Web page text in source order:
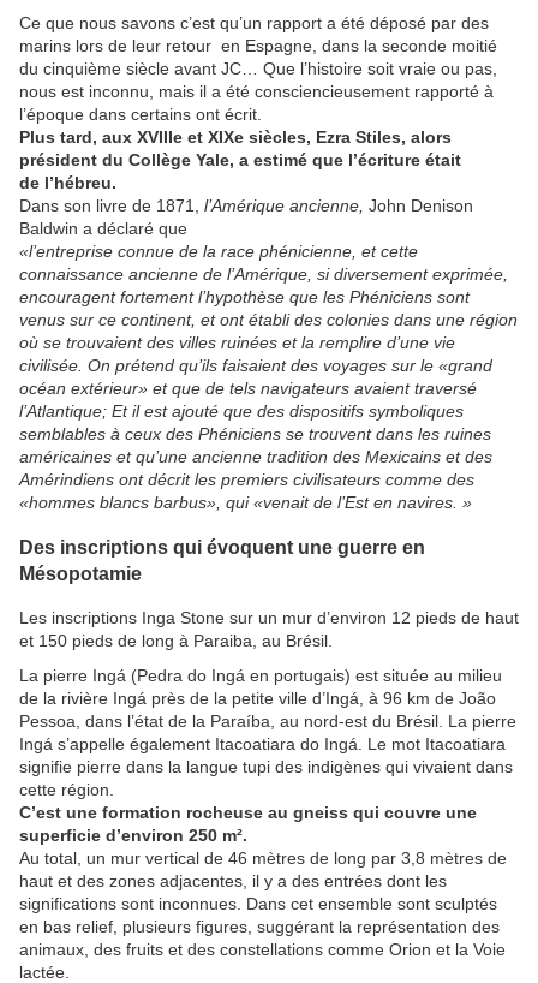
Ce que nous savons c’est qu’un rapport a été déposé par des
marins lors de leur retour en Espagne, dans la seconde moitié
du cinquième siècle avant JC… Que l’histoire soit vraie ou pas,
nous est inconnu, mais il a été consciencieusement rapporté à
l’époque dans certains ont écrit.
Plus tard, aux XVIIIe et XIXe siècles, Ezra Stiles, alors
président du Collège Yale, a estimé que l’écriture était
de l’hébreu.
Dans son livre de 1871, l’Amérique ancienne, John Denison
Baldwin a déclaré que
«l’entreprise connue de la race phénicienne, et cette
connaissance ancienne de l’Amérique, si diversement exprimée,
encouragent fortement l’hypothèse que les Phéniciens sont
venus sur ce continent, et ont établi des colonies dans une région
où se trouvaient des villes ruinées et la remplire d’une vie
civilisée. On prétend qu’ils faisaient des voyages sur le «grand
océan extérieur» et que de tels navigateurs avaient traversé
l’Atlantique; Et il est ajouté que des dispositifs symboliques
semblables à ceux des Phéniciens se trouvent dans les ruines
américaines et qu’une ancienne tradition des Mexicains et des
Amérindiens ont décrit les premiers civilisateurs comme des
«hommes blancs barbus», qui «venait de l’Est en navires. »
Des inscriptions qui évoquent une guerre en
Mésopotamie
Les inscriptions Inga Stone sur un mur d’environ 12 pieds de haut
et 150 pieds de long à Paraiba, au Brésil.
La pierre Ingá (Pedra do Ingá en portugais) est située au milieu
de la rivière Ingá près de la petite ville d’Ingá, à 96 km de João
Pessoa, dans l’état de la Paraíba, au nord-est du Brésil. La pierre
Ingá s’appelle également Itacoatiara do Ingá. Le mot Itacoatiara
signifie pierre dans la langue tupi des indigènes qui vivaient dans
cette région.
C’est une formation rocheuse au gneiss qui couvre une
superficie d’environ 250 m².
Au total, un mur vertical de 46 mètres de long par 3,8 mètres de
haut et des zones adjacentes, il y a des entrées dont les
significations sont inconnues. Dans cet ensemble sont sculptés
en bas relief, plusieurs figures, suggérant la représentation des
animaux, des fruits et des constellations comme Orion et la Voie
lactée.